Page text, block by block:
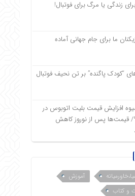
زندگی یا مرگ برای فوتبال!
ما برای جام جهانی آماده
“کودک پاگنده” بر تن نحیف فوتبال
افزایش قیمت بلیت اتوبوس در
سال ۹۸/ قیمت‌ها پس از نوروز کاهش
آموزش
و کتاب